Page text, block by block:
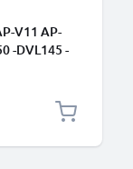
V11 AP-
-DVL145 -
fonte di